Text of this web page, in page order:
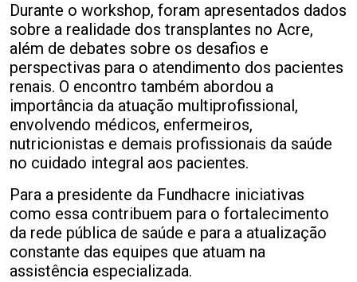
Durante o workshop, foram apresentados dados
sobre a realidade dos transplantes no Acre,
além de debates sobre os desafios e
perspectivas para o atendimento dos pacientes
renais. O encontro também abordou a
importância da atuação multiprofissional,
envolvendo médicos, enfermeiros,
nutricionistas e demais profissionais da saúde
no cuidado integral aos pacientes.
Para a presidente da Fundhacre iniciativas
como essa contribuem para o fortalecimento
da rede pública de saúde e para a atualização
constante das equipes que atuam na
assistência especializada.